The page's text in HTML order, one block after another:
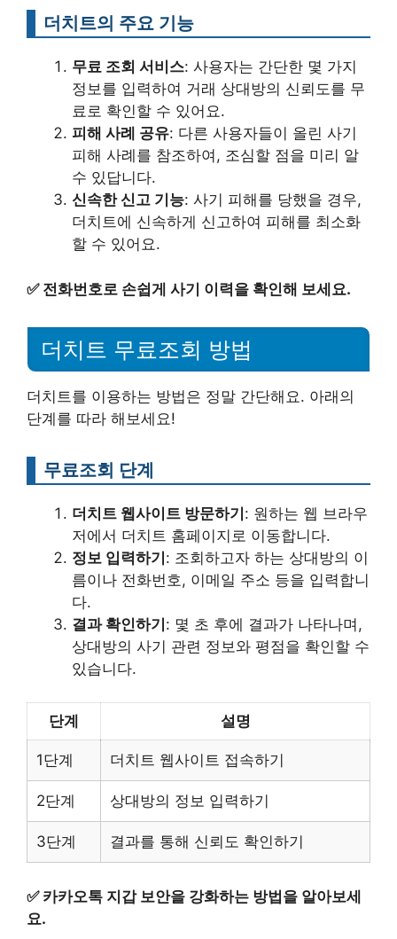
더치트의 주요 기능
무료 조회 서비스: 사용자는 간단한 몇 가지
정보를 입력하여 거래 상대방의 신뢰도를 무
료로 확인할 수 있어요.
피해 사례 공유: 다른 사용자들이 올린 사기
피해 사례를 참조하여, 조심할 점을 미리 알
수 있답니다.
신속한 신고 기능: 사기 피해를 당했을 경우,
더치트에 신속하게 신고하여 피해를 최소화
할 수 있어요.
✅ 전화번호로 손쉽게 사기 이력을 확인해 보세요.
더치트 무료조회 방법
더치트를 이용하는 방법은 정말 간단해요. 아래의
단계를 따라 해보세요!
무료조회 단계
더치트 웹사이트 방문하기: 원하는 웹 브라우
저에서 더치트 홈페이지로 이동합니다.
정보 입력하기: 조회하고자 하는 상대방의 이
름이나 전화번호, 이메일 주소 등을 입력합니
다.
결과 확인하기: 몇 초 후에 결과가 나타나며,
상대방의 사기 관련 정보와 평점을 확인할 수
있습니다.
단계 설명
1단계 더치트 웹사이트 접속하기
2단계 상대방의 정보 입력하기
3단계 결과를 통해 신뢰도 확인하기
✅ 카카오톡 지갑 보안을 강화하는 방법을 알아보세
요.